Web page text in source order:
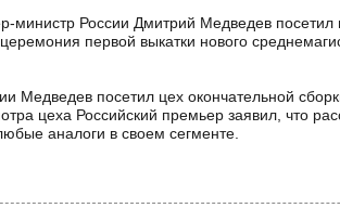
министр России Дмитрий Медведев посетил
первой выкатки нового
Медведев посетил цех окончательной
цеха Российский премьер заявил, что
аналоги в своем сегменте.